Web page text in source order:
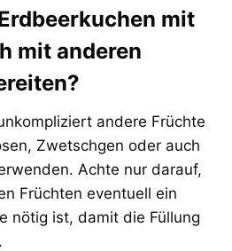
mit
mit anderen
andere Früchte
Zwetschgen oder auch
Achte nur darauf,
Früchten eventuell ein
nötig ist, damit die Füllung